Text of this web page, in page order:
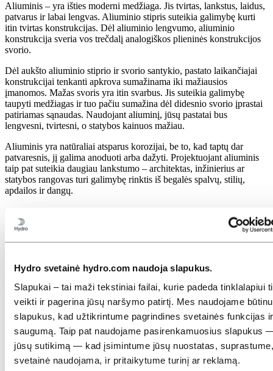
Hydro svetainė hydro.com naudoja slapukus.
Slapukai – tai maži tekstiniai failai, kurie padeda tinklalapiui
veikti ir pagerina jūsų naršymo patirtį. Mes naudojame
slapukus, kad užtikrintume pagrindines svetainės funkcijas ir
saugumą. Taip pat naudojame pasirenkamuosius slapukus
jūsų sutikimą — kad įsimintume jūsų nuostatas,
svetainė naudojama, ir pritaikytume turinį ar reklamą.
Aliuminis – yra išties moderni medžiaga. Jis tvirtas, lankstus, laidus,
patvarus ir labai lengvas. Aliuminio stipris suteikia galimybę kurti
itin tvirtas konstrukcijas. Dėl aliuminio lengvumo, aliuminio
konstrukcija sveria vos trečdalį analogiškos plieninės konstrukcijos
svorio.
Dėl aukšto aliuminio stiprio ir svorio santykio, pastato laikančiajai
konstrukcijai tenkanti apkrova sumažinama iki mažiausios
įmanomos. Mažas svoris yra itin svarbus. Jis suteikia galimybę
taupyti medžiagas ir tuo pačiu sumažina dėl didesnio svorio įprastai
patiriamas sąnaudas. Naudojant aliuminį, jūsų pastatai bus
lengvesni, tvirtesni, o statybos kainuos mažiau.
Aliuminis yra natūraliai atsparus korozijai, be to, kad taptų dar
patvaresnis, jį galima anoduoti arba dažyti. Projektuojant aliuminis
taip pat suteikia daugiau lankstumo – architektas, inžinierius ar
statybos rangovas turi galimybę rinktis iš begalės spalvų, stilių,
apdailos ir dangų.
„Hydro“ aliuminio gaminiai tvariai
statybų pramonei
galima sklandžiai integruoti į bet kurį statybų projekto aspektą – nuo
apdailos detalių.
Mūsų aliuminio komponentų ir sistemų asortimentas:
Sukomplektuotos aliuminio durų ir langų sistemos
Sukomplektuotos aliuminio stumdomų durų ir langų sistemos
Sukomplektuotos aliuminio pastatų fasadų sistemos
Specializuotos aliuminio statybinės sistemos saugumui